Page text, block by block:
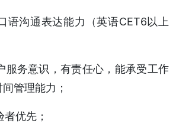
语沟通表达能力（英语CET6以上
服务意识，有责任心，能承受工作
管理能力；
优先；